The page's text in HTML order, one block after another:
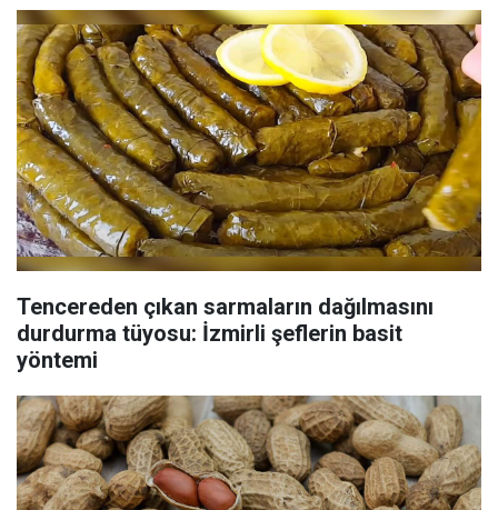
Tencereden çıkan sarmaların dağılmasını
durdurma tüyosu: İzmirli şeflerin basit
yöntemi